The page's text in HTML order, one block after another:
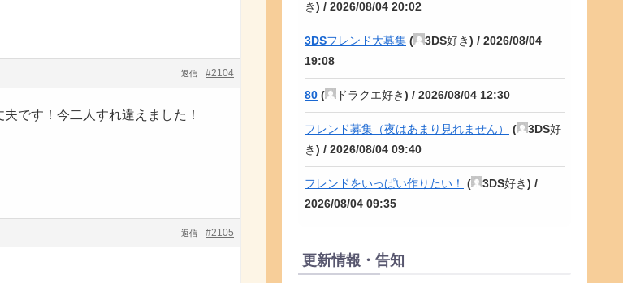
#2104
返信
です！今二人すれ違えました！
#2105
返信
き) / 2026/08/04 20:02
3DSフレンド大募集 ( 3DS好き) / 2026/08/04
19:08
80 ( ドラクエ好き) / 2026/08/04 12:30
フレンド募集（夜はあまり見れません） (
3DS好
き) / 2026/08/04 09:40
フレンドをいっぱい作りたい！ ( 3DS好き) /
2026/08/04 09:35
更新情報・告知